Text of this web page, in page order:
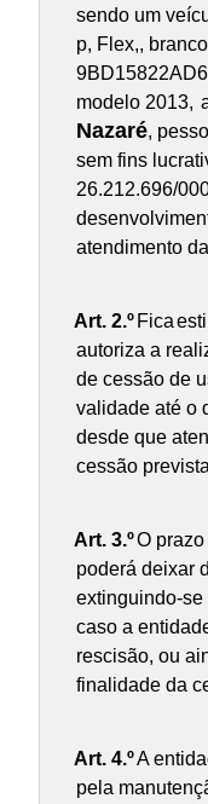
sendo um
p, Flex,,
modelo 2013,
Nazaré,
sem fins
26.212.696/
atendimento
Art. 2.º Fica
autoriza a
de cessão de
validade até o
desde que
cessão
Art. 3.ºO
poderá deixar
extinguindo-se
caso a
rescisão, ou
finalidade da
Art. 4.ºA
pela